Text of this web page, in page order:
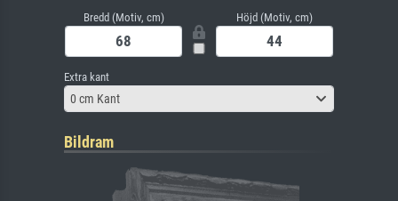
Bredd (Motiv, cm) Höjd (Motiv, cm)
Extra kant
0 cm Kant
Bildram